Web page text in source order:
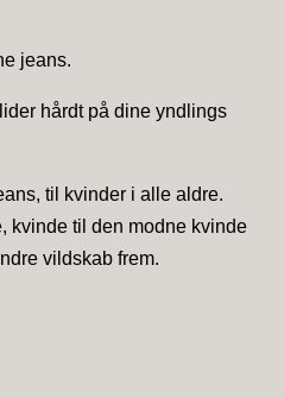
jeans.
hårdt på dine yndlings
til kvinder i alle aldre.
kvinde til den modne kvinde
vildskab frem.